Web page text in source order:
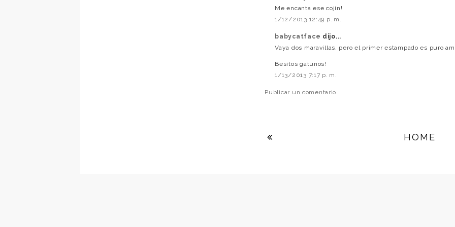
Me encanta ese cojín!
1/12/2013 12:49 p. m.
babycatface dijo...
Vaya dos maravillas, pero el primer estampado es puro
Besitos gatunos!
1/13/2013 7:17 p. m.
Publicar un comentario
HOME